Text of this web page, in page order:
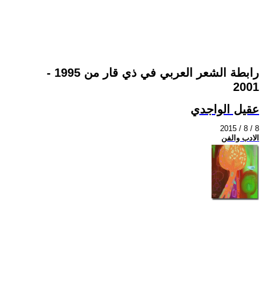
رابطة الشعر العربي في ذي قار من 1995 -
2001
عقيل الواجدي
2015 / 8 / 8
الادب والفن